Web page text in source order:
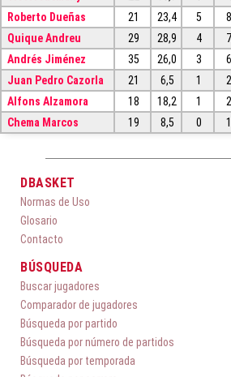
Roberto Dueñas
21 23,4 5 8
Quique Andreu
29 28,9 4 7
Andrés Jiménez
35 26,0 3 6
Juan Pedro Cazorla
21 6,5 1 2
Alfons Alzamora
18 18,2 1 2
Chema Marcos
19 8,5 0 1
DBASKET
Normas de Uso
Glosario
Contacto
BÚSQUEDA
Buscar jugadores
Comparador de jugadores
Búsqueda por partido
Búsqueda por número de partidos
Búsqueda por temporada